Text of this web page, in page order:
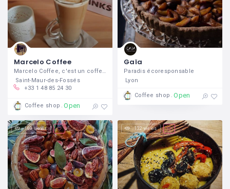
Marcelo Coffee
Marcelo Coffee, c'est un coffee shop sur
Saint-Maur-des-Fossés
+33 1 48 85 24 30
Coffee shop Open
Gaïa
Paradis écoresponsable
Lyon
Coffee shop Open
169 views 132 views